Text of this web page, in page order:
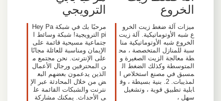
الخروع
ميزات آلة ضغط زيت الخرو
ع شبه الأوتوماتيكية. آلة زيت
الخروع شبه الأوتوماتيكية منا
سبة للمنازل المتخصصة ، مح
طة معالجة الزيت الصغيرة و
المتوسطة وكذلك الضغط ال
مسبق في مصنع استخلاص ا
لمذيبات. 2. بنية بسيطة ، وق
ابلية تطبيق قوية ، وتشغيل
سهل ،
الترويجي
مرحبًا بك في شبكة Hey Pa
pi الترويجية! شبكة وسائط ا
جتماعية مسيحية قائمة على
الإيمان ومناسبة للعائلة مجانًا
على الإنترنت. نحن مجتمع م
ن المحترفين ورجال الأعمال
الذين يدعمون بعضهم البع
ض من خلال المحادثة عبر الإ
نترنت والشبكات القائمة عل
ى الأحداث. يمكنك مشاركة